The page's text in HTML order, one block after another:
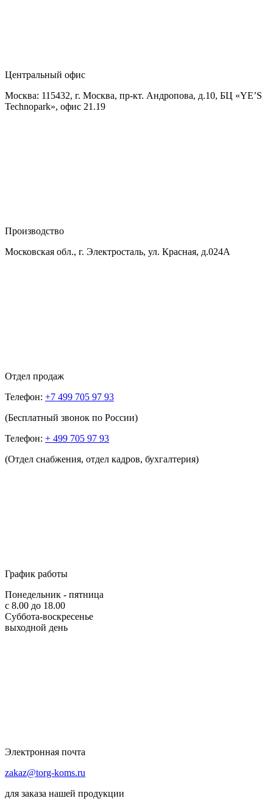
Центральный офис
Москва: 115432, г. Москва, пр-кт. Андропова, д.10, БЦ «YE’S
Technopark», офис 21.19
Производство
Московская обл., г. Электросталь, ул. Красная, д.024А
Отдел продаж
Телефон: +7 499 705 97 93
(Бесплатный звонок по России)
Телефон: + 499 705 97 93
(Отдел снабжения, отдел кадров, бухгалтерия)
График работы
Понедельник - пятница
с 8.00 до 18.00
Суббота-воскресенье
выходной день
Электронная почта
zakaz@torg-koms.ru
для заказа нашей продукции